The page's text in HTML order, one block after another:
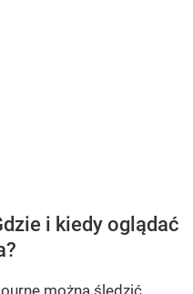
i kiedy oglądać
można śledzić